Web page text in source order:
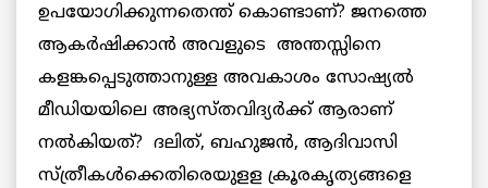
ഉപയോഗിക്കുന്നതെന്ത് കൊണ്ടാണ്? ജനത്തെ
ആകര്‍ഷിക്കാന്‍ അവളുടെ അന്തസ്സിനെ
കളങ്കപ്പെടുത്താനുള്ള അവകാശം സോഷ്യല്‍
മീഡിയയിലെ അഭ്യസ്തവിദ്യര്‍ക്ക് ആരാണ്
നല്‍കിയത്? ദലിത്, ബഹുജന്‍, ആദിവാസി
സ്ത്രീകള്‍ക്കെതിരെയുളള ക്രൂരകൃത്യങ്ങളെ